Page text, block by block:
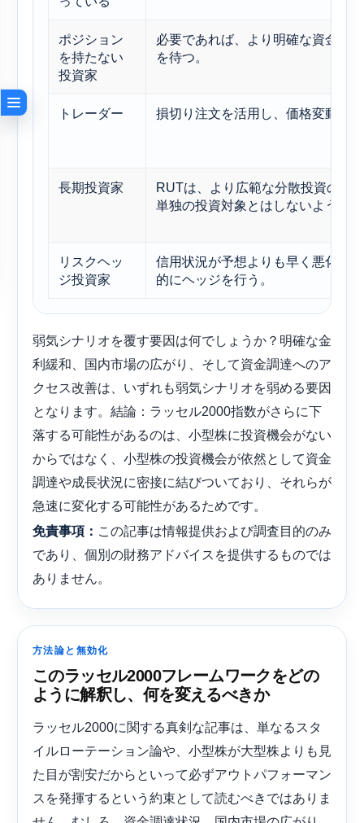
ポジション
を持たない
投資家
必要であれば、より明確な資金調
を待つ。
トレーダー 損切り注文を活用し、価格変動を
長期投資家
RUTは、より広範な分散投資の一
単独の投資対象とはしないように
リスクヘッ
ジ投資家
信用状況が予想よりも早く悪化し
的にヘッジを行う。
弱気シナリオを覆す要因は何でしょうか？明確な金
利緩和、国内市場の広がり、そして資金調達へのア
クセス改善は、いずれも弱気シナリオを弱める要因
となります。結論：ラッセル2000指数がさらに下
落する可能性があるのは、小型株に投資機会がない
からではなく、小型株の投資機会が依然として資金
調達や成長状況に密接に結びついており、それらが
急速に変化する可能性があるためです。
免責事項： この記事は情報提供および調査目的のみ
であり、個別の財務アドバイスを提供するものでは
ありません。
方法論と無効化
このラッセル2000フレームワークをどの
ように解釈し、何を変えるべきか
ラッセル2000に関する真剣な記事は、単なるスタ
イルローテーション論や、小型株が大型株よりも見
た目が割安だからといって必ずアウトパフォーマン
スを発揮するという約束として読むべきではありま